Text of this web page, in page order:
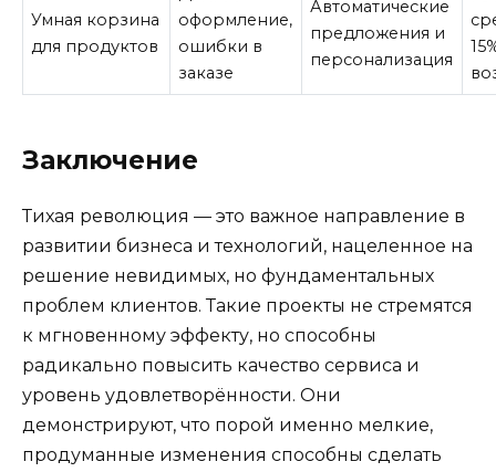
Умная корзина
для продуктов
оформление,
ошибки в
заказе
Автоматические
предложения и
персонализация
Заключение
Тихая революция — это важное направление в
развитии бизнеса и технологий, нацеленное на
решение невидимых, но фундаментальных
проблем клиентов. Такие проекты не стремятся
к мгновенному эффекту, но способны
радикально повысить качество сервиса и
уровень удовлетворённости. Они
демонстрируют, что порой именно мелкие,
продуманные изменения способны сделать